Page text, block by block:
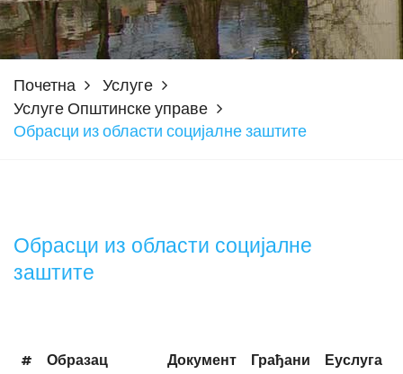
Почетна
Услуге
Услуге Општинске управе
Обрасци из области социјалне заштите
Обрасци из области социјалне
заштите
# Образац Документ Грађани
Еуслуга